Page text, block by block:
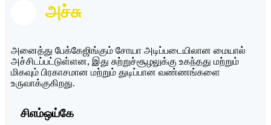
அச்சு
அனைத்து பேக்கேஜிங்கும் சோயா அடிப்படையிலான மையால்
அச்சிடப்பட்டுள்ளன, இது சுற்றுச்சூழலுக்கு உகந்தது மற்றும்
மிகவும் பிரகாசமான மற்றும் துடிப்பான வண்ணங்களை
உருவாக்குகிறது.
சிஎம்ஒய்கே